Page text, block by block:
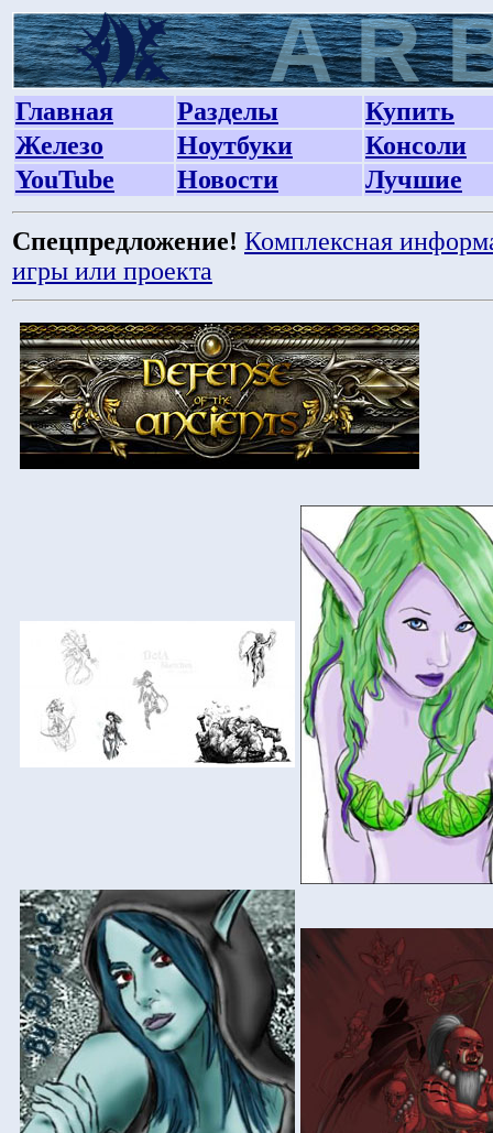
Главная Разделы
Купить
Железо
Ноутбуки
Консоли
YouTube
Новости Лучшие
Спецпредложение! Комплексная
игры или проекта